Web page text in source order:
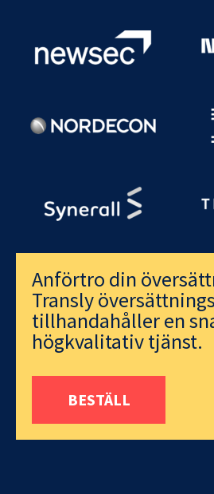
Anförtro din
Transly
tillhandahåller en
högkvalitativ tjänst.
BESTÄLL